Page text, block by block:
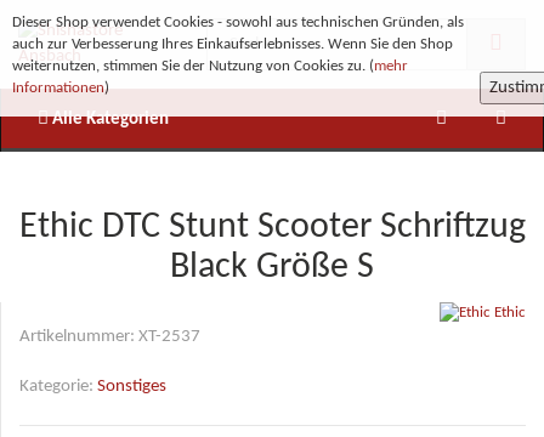
Alle Kategorien
Ethic DTC Stunt Scooter Schriftzug
Black Größe S
Ethic
Artikelnummer: XT-2537
Kategorie: Sonstiges
Dieser Shop verwendet Cookies - sowohl aus technischen Gründen, als
auch zur Verbesserung Ihres Einkaufserlebnisses. Wenn Sie den Shop
weiternutzen, stimmen Sie der Nutzung von Cookies zu. (mehr
Informationen)